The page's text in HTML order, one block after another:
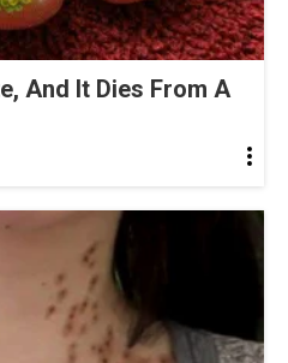
And It Dies From A